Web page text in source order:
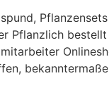
Pflanzlich